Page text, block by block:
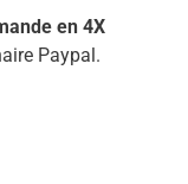
en 4X
Paypal.